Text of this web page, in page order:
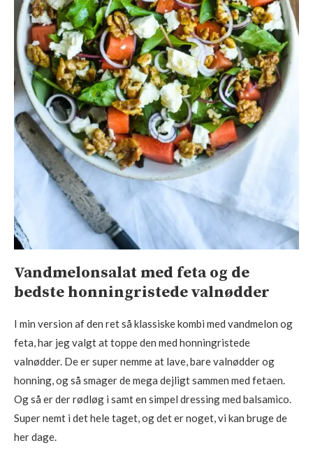
Vandmelonsalat med feta og de
bedste honningristede valnødder
I min version af den ret så klassiske kombi med vandmelon og
feta, har jeg valgt at toppe den med honningristede
valnødder. De er super nemme at lave, bare valnødder og
honning, og så smager de mega dejligt sammen med fetaen.
Og så er der rødløg i samt en simpel dressing med balsamico.
Super nemt i det hele taget, og det er noget, vi kan bruge de
her dage.